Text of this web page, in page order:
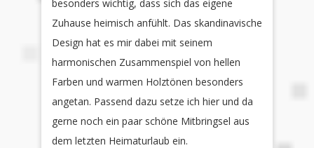
besonders wichtig, dass sich das eigene
Zuhause heimisch anfühlt. Das skandinavische
Design hat es mir dabei mit seinem
harmonischen Zusammenspiel von hellen
Farben und warmen Holztönen besonders
angetan. Passend dazu setze ich hier und da
gerne noch ein paar schöne Mitbringsel aus
dem letzten Heimaturlaub ein.